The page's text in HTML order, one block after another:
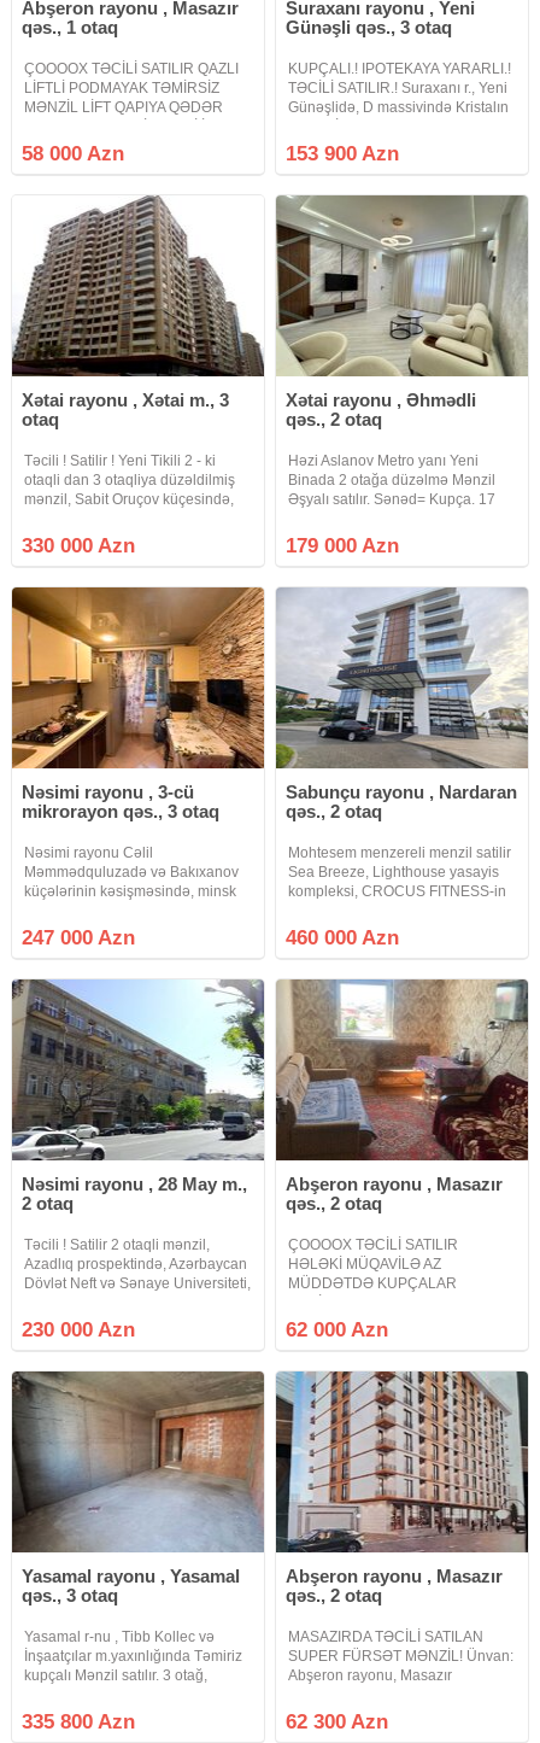
Abşeron rayonu , Masazır
qəs., 1 otaq
ÇOOOOX TƏCİLİ SATILIR QAZLI
LİFTLİ PODMAYAK TƏMİRSİZ
MƏNZİL LİFT QAPIYA QƏDƏR
TİKİLƏN QƏSR YAŞAYIŞ
KOMPLEKSİNDƏ. Masazırın ən
keyfiyyətli ideal tikilən Qəsr
58 000 Azn
Suraxanı rayonu , Yeni
Günəşli qəs., 3 otaq
KUPÇALI.! IPOTEKAYA YARARLI.!
TƏCİLİ SATILIR.! Suraxanı r., Yeni
Günəşlidə, D massivində Kristalın
kompleksində, yeni tikili 18
mərtəbəli binanın 14-cü
153 900 Azn
Xətai rayonu , Xətai m., 3
otaq
Təcili ! Satilir ! Yeni Tikili 2 - ki
otaqli dan 3 otaqliya düzəldilmiş
mənzil, Sabit Oruçov küçesində,
metrosu yaxınlığında. Mərtəbə:
20/8. Ümumi sahəsi: 88 kv.m. Əla
330 000 Azn
Xətai rayonu , Əhmədli
qəs., 2 otaq
Həzi Aslanov Metro yanı Yeni
Binada 2 otağa düzəlmə Mənzil
Əşyalı satılır. Sənəd= Kupça. 17
Sahə=55 kv. Binada 2 Sürətli lift
həmçinin Yeraltı Parking
179 000 Azn
Nəsimi rayonu , 3-cü
mikrorayon qəs., 3 otaq
Nəsimi rayonu Cəlil
Məmmədquluzadə və Bakıxanov
küçələrinin kəsişməsində, minsk
mərtəbəsində, 3 otaqlı 70 kv.m. pol
parket, podvallı, orta təmirli mənzil
247 000 Azn
Sabunçu rayonu , Nardaran
qəs., 2 otaq
Mohtesem menzereli menzil satilir
Sea Breeze, Lighthouse yasayis
kompleksi, CROCUS FITNESS-in
Mertebe sayı: 6/6 Qiymet:
460000azn. Xidmet haqqı: 1%
460 000 Azn
Nəsimi rayonu , 28 May m.,
2 otaq
Təcili ! Satilir 2 otaqli mənzil,
Azadlıq prospektində, Azərbaycan
Dövlət Neft və Sənaye Universiteti,
" 28 May " metrosu yaxinliğinda.
Mərtəbə: 4/4. Eksperimental
230 000 Azn
Abşeron rayonu , Masazır
qəs., 2 otaq
ÇOOOOX TƏCİLİ SATILIR
HƏLƏKİ MÜQAVİLƏ AZ
MÜDDƏTDƏ KUPÇALAR
BİNA MASAZIR DAİRƏSİNDƏN
YUXARIDA Masazır dairəsindən
yerləşən yeni tikili binada əşyalı
mənzil
62 000 Azn
Yasamal rayonu , Yasamal
qəs., 3 otaq
Yasamal r-nu , Tibb Kollec və
İnşaatçılar m.yaxınlığında Təmiriz
kupçalı Mənzil satılır. 3 otağ,
16/14. qiymət 335800azn, vasitəçi
1% 1kvm - 2300azn.
335 800 Azn
Abşeron rayonu , Masazır
qəs., 2 otaq
MASAZIRDA TƏCİLİ SATILAN
SUPER FÜRSƏT MƏNZİL! Ünvan:
Abşeron rayonu, Masazır
tam üzbəüzü. Mərtəbə: 10/7 (10
mərtəbəli binanın 7-ci mərtəbəsi).
62 300 Azn